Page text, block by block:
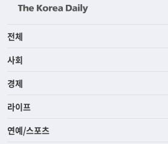
전체
사회
경제
라이프